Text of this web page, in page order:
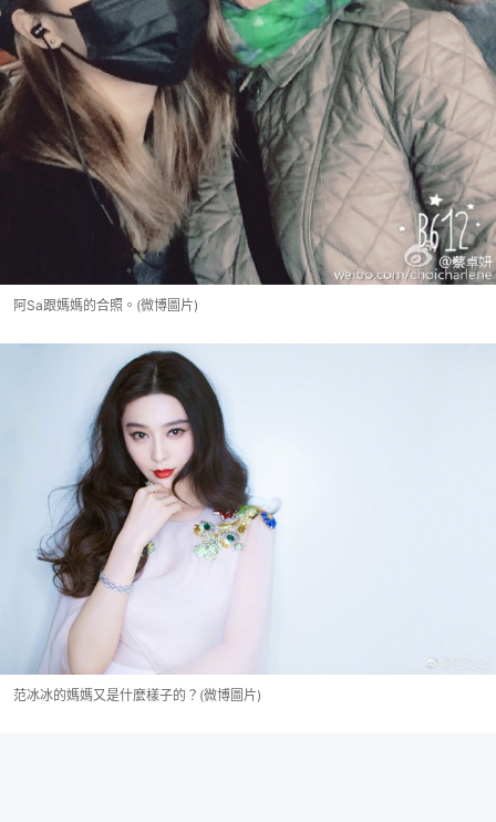
阿Sa跟媽媽的合照。(微博圖片)
范冰冰的媽媽又是什麼樣子的？(微博圖片)